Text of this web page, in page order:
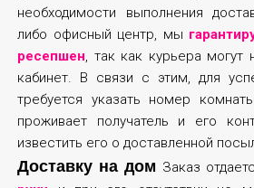
необходимости выполнения
либо офисный центр, мы
ресепшен, так как курьера
кабинет. В связи с этим, для
требуется указать номер
проживает получатель и его
известить его о доставленной
Доставку на дом Заказ